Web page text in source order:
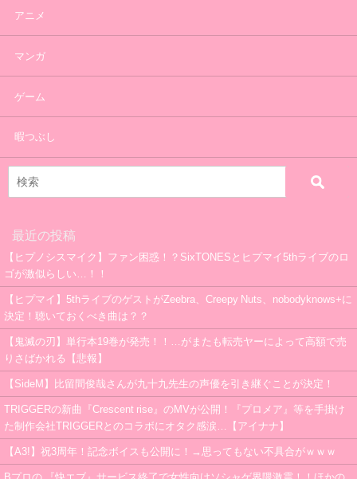
アニメ
マンガ
ゲーム
暇つぶし
最近の投稿
【ヒプノシスマイク】ファン困惑！？SixTONESとヒプマイ5thライブのロ
ゴが激似らしい…！！
【ヒプマイ】5thライブのゲストがZeebra、Creepy Nuts、nobodyknows+に
決定！聴いておくべき曲は？？
【鬼滅の刃】単行本19巻が発売！！…がまたも転売ヤーによって高額で売
りさばかれる【悲報】
【SideM】比留間俊哉さんが九十九先生の声優を引き継ぐことが決定！
TRIGGERの新曲『Crescent rise』のMVが公開！『プロメア』等を手掛け
た制作会社TRIGGERとのコラボにオタク感涙…【アイナナ】
【A3!】祝3周年！記念ボイスも公開に！→思ってもない不具合がｗｗｗ
Bプロの 『快エブ』サービス終了で女性向けソシャゲ界隈激震！！ほかの